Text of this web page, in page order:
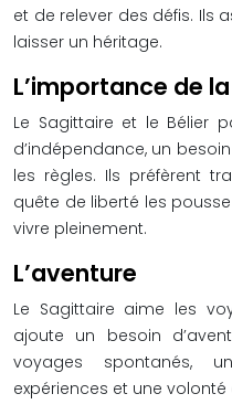
et de relever des défis. Ils
laisser un héritage.
L’importance de
Le Sagittaire et le Bélier
d’indépendance, un
les règles. Ils préfèrent
quête de liberté les
vivre pleinement.
L’aventure
Le Sagittaire aime les
ajoute un besoin
voyages spontanés,
expériences et une